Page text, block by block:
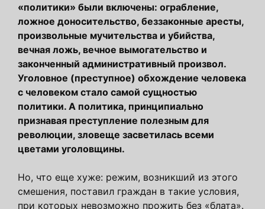
«политики» были включены: ограбление,
ложное доносительство, беззаконные аресты,
произвольные мучительства и убийства,
вечная ложь, вечное вымогательство и
законченный административный произвол.
Уголовное (преступное) обхождение человека
с человеком стало самой сущностью
политики. А политика, принципиально
признавая преступление полезным для
революции, зловеще засветилась всеми
цветами уголовщины.
Но, что еще хуже: режим, возникший из этого
смешения, поставил граждан в такие условия,
при которых невозможно прожить без «блата».